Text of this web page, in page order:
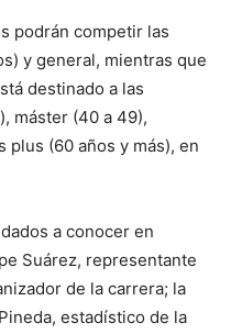
podrán competir las
y general, mientras que
destinado a las
máster (40 a 49),
plus (60 años y más), en
a conocer en
Suárez, representante
de la carrera; la
estadístico de la